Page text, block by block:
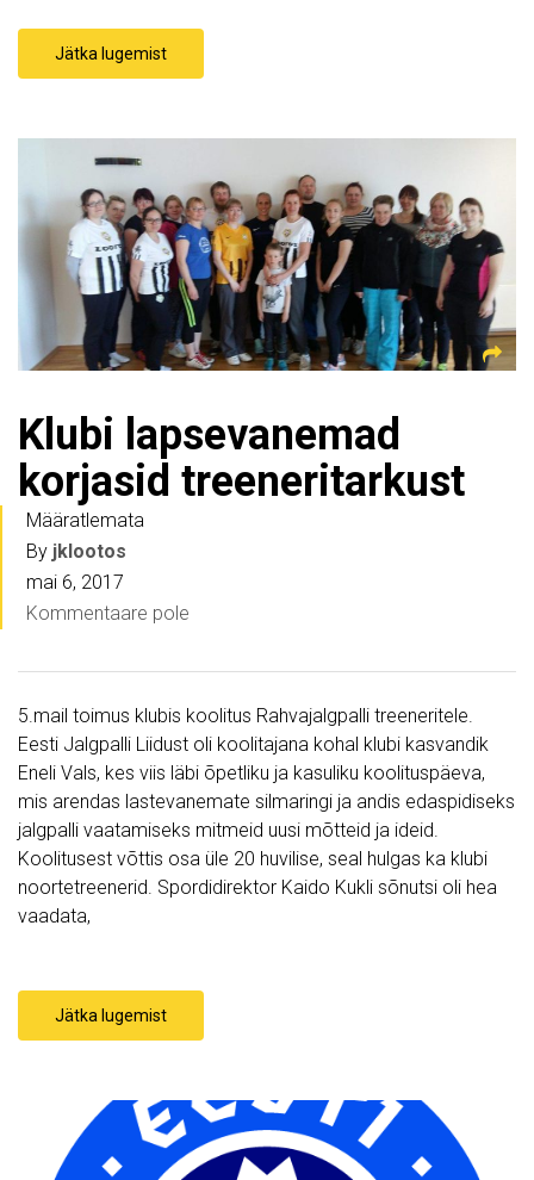
Jätka lugemist
Klubi lapsevanemad
korjasid treeneritarkust
Määratlemata
By jklootos
mai 6, 2017
Kommentaare pole
5.mail toimus klubis koolitus Rahvajalgpalli treeneritele.
Eesti Jalgpalli Liidust oli koolitajana kohal klubi kasvandik
Eneli Vals, kes viis läbi õpetliku ja kasuliku koolituspäeva,
mis arendas lastevanemate silmaringi ja andis edaspidiseks
jalgpalli vaatamiseks mitmeid uusi mõtteid ja ideid.
Koolitusest võttis osa üle 20 huvilise, seal hulgas ka klubi
noortetreenerid. Spordidirektor Kaido Kukli sõnutsi oli hea
vaadata,
Jätka lugemist